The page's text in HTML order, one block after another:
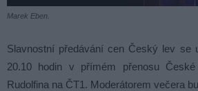
Marek Eben.
Slavnostní předávání cen Český lev se
20.10 hodin v přímém přenosu
Rudolfina na ČT1. Moderátorem večera